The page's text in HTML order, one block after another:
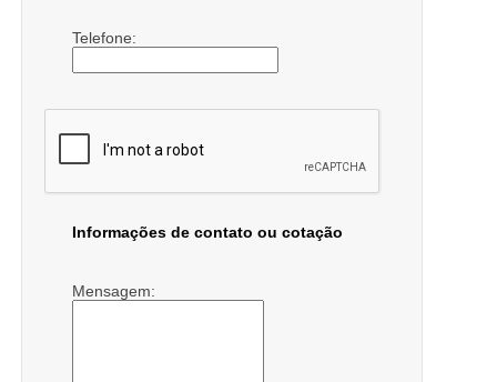
Telefone:
Informações de contato ou cotação
Mensagem: